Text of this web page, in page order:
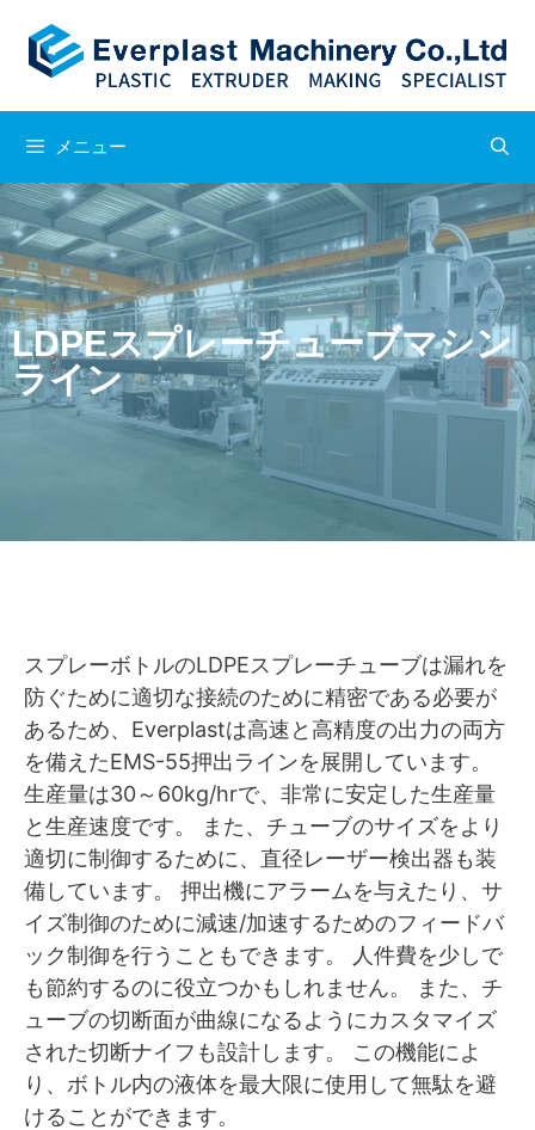
メニュー
LDPEスプレーチューブマシン
ライン
スプレーボトルのLDPEスプレーチューブは漏れを
防ぐために適切な接続のために精密である必要が
あるため、Everplastは高速と高精度の出力の両方
を備えたEMS-55押出ラインを展開しています。
生産量は30～60kg/hrで、非常に安定した生産量
と生産速度です。 また、チューブのサイズをより
適切に制御するために、直径レーザー検出器も装
備しています。 押出機にアラームを与えたり、サ
イズ制御のために減速/加速するためのフィードバ
ック制御を行うこともできます。 人件費を少しで
も節約するのに役立つかもしれません。 また、チ
ューブの切断面が曲線になるようにカスタマイズ
された切断ナイフも設計します。 この機能によ
り、ボトル内の液体を最大限に使用して無駄を避
けることができます。